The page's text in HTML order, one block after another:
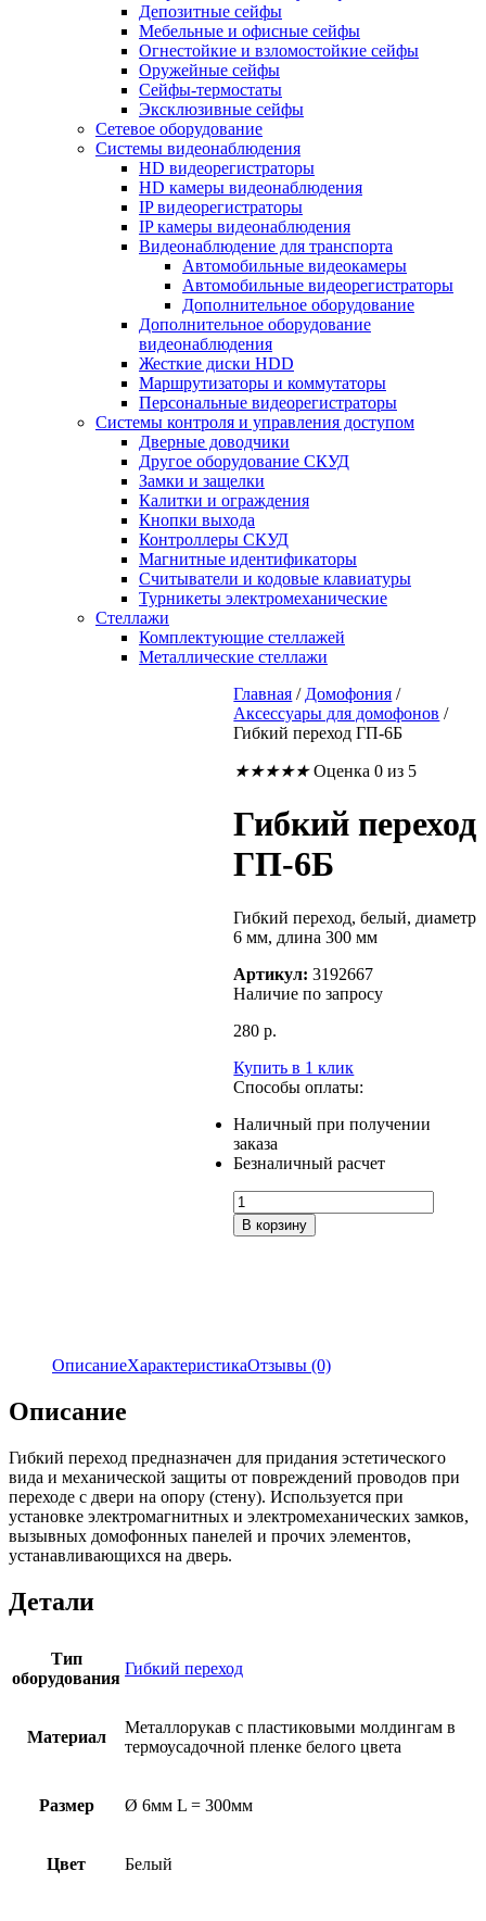
Депозитные сейфы
Мебельные и офисные сейфы
Огнестойкие и взломостойкие сейфы
Оружейные сейфы
Сейфы-термостаты
Эксклюзивные сейфы
Сетевое оборудование
Системы видеонаблюдения
HD видеорегистраторы
HD камеры видеонаблюдения
IP видеорегистраторы
IP камеры видеонаблюдения
Видеонаблюдение для транспорта
Автомобильные видеокамеры
Автомобильные видеорегистраторы
Дополнительное оборудование
Дополнительное оборудование
видеонаблюдения
Жесткие диски HDD
Маршрутизаторы и коммутаторы
Персональные видеорегистраторы
Системы контроля и управления доступом
Дверные доводчики
Другое оборудование СКУД
Замки и защелки
Калитки и ограждения
Кнопки выхода
Контроллеры СКУД
Магнитные идентификаторы
Считыватели и кодовые клавиатуры
Турникеты электромеханические
Стеллажи
Комплектующие стеллажей
Металлические стеллажи
Главная / Домофония /
Аксессуары для домофонов /
Гибкий переход ГП-6Б
★★★★★ Оценка 0 из 5
Гибкий переход
ГП-6Б
Гибкий переход, белый, диаметр
6 мм, длина 300 мм
Артикул: 3192667
Наличие по запросу
280 р.
Купить в 1 клик
Способы оплаты:
Наличный при получении
заказа
Безналичный расчет
Количество
товара
Гибкий
В корзину
ОписаниеХарактеристикаОтзывы (0)
Описание
Гибкий переход предназначен для придания эстетического
вида и механической защиты от повреждений проводов при
переходе с двери на опору (стену). Используется при
установке электромагнитных и электромеханических замков,
вызывных домофонных панелей и прочих элементов,
устанавливающихся на дверь.
Детали
Тип
оборудования
Гибкий переход
Материал
Металлорукав с пластиковыми молдингам в
термоусадочной пленке белого цвета
Размер Ø 6мм L = 300мм
Цвет Белый